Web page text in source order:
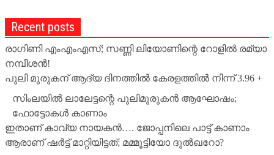
Recent posts
രാഗിണി എംഎംഎസ്; സണ്ണി ലിയോണിന്റെ റോളില്‍ രമ്യാ
നമ്പീശന്‍!
പുലി മുരുകന് ആദ്യ ദിനത്തില്‍ കേരളത്തില്‍ നിന്ന് 3.96 +
സിംലയില്‍ ലാലേട്ടന്റെ പുലിമുരുകന്‍ ആഘോഷം;
ഫോട്ടോകള്‍ കാണാം
ഇതാണ് കാവ്യ നായകന്‍…. ജോപ്പനിലെ പാട്ട് കാണാം
ആരാണ് ഷര്‍ട്ട് മാറ്റിയിട്ടത്; മമ്മൂട്ടിയോ ദുല്‍ഖറോ?